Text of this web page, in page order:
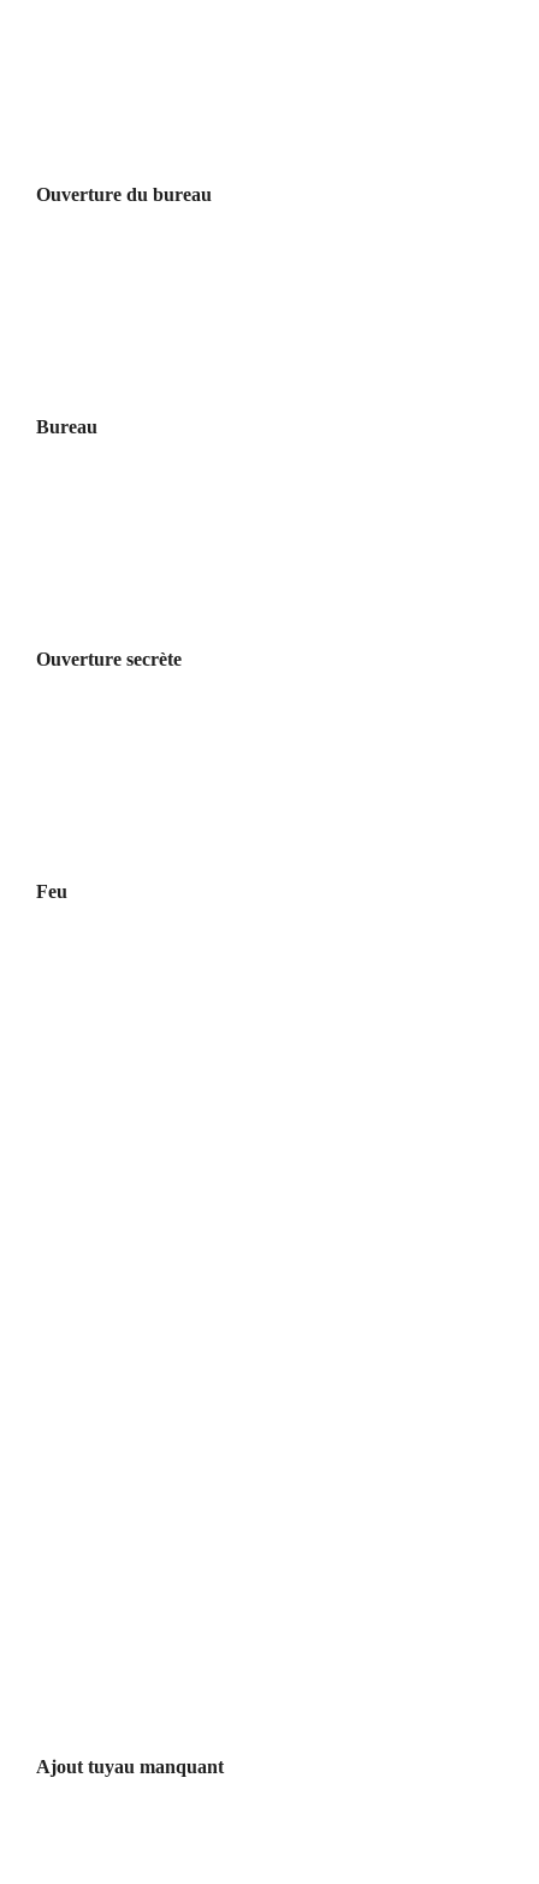
Ouverture du bureau
Bureau
Ouverture secrète
Feu
Ajout tuyau manquant